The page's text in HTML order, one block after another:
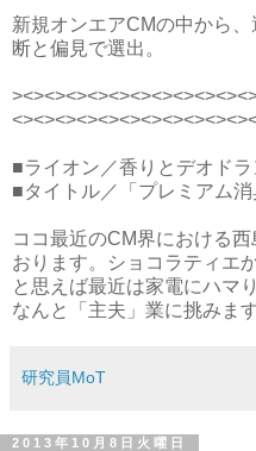
新規オンエアCMの中から
断と偏見で選出。
■ライオン／香りとデオド
■タイトル／「プレミアム消
ココ最近のCM界における
おります。ショコラティエ
と思えば最近は家電にハマ
なんと「主夫」業に挑みます
研究員MoT
2013年10月8日火曜日